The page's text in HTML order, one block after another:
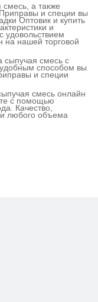
смесь, а также
Приправы и специи вы
Оптовик и купить
и
удовольствием
на нашей торговой
сыпучая смесь с
способом вы
и специи
смесь онлайн
с помощью
Качество,
любого объема